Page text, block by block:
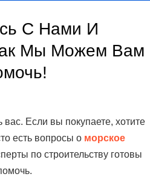
С Нами И
Мы Можем Вам
Если вы покупаете, хотите
есть вопросы о морское
по строительству готовы